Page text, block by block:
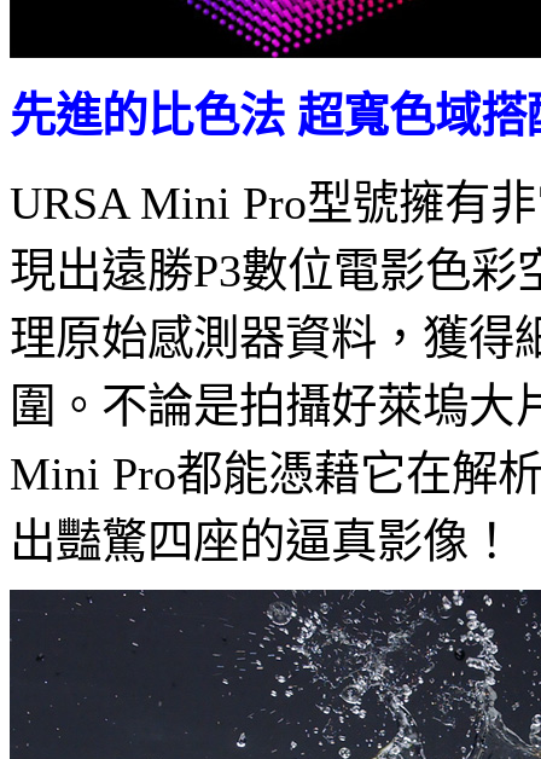
先進的比色法 超寬色域
URSA Mini Pro型號擁有
現出遠勝P3數位電影色彩
理原始感測器資料，獲得
圍。不論是拍攝好萊塢大
Mini Pro都能憑藉它在解
出豔驚四座的逼真影像！